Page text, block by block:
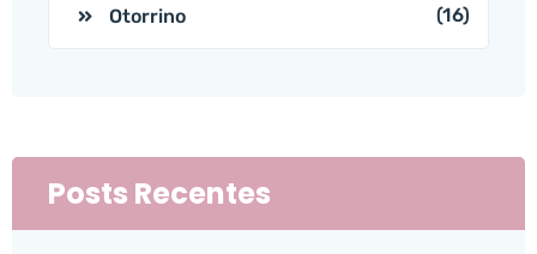
Otorrino (16)
Posts Recentes